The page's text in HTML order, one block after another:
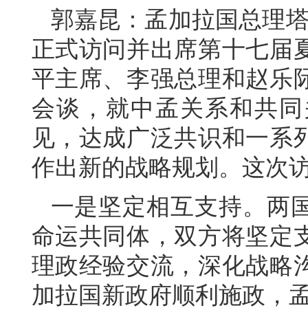
郭嘉昆：孟加拉国总理
正式访问并出席第十七届
平主席、李强总理和赵乐
会谈，就中孟关系和共
见，达成广泛共识和一系
作出新的战略规划。这次
一是坚定相互支持。两
命运共同体，双方将坚定
理政经验交流，深化战略
加拉国新政府顺利施政，